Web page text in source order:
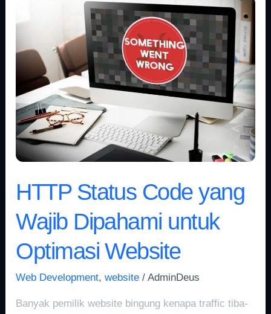
HTTP Status Code yang
Wajib Dipahami untuk
Optimasi Website
Web Development,website /AdminDeus
Banyak pemilik website bingung kenapa traffic tiba-
Status
yang
Wajib
Dipahami
untuk
Optimasi
Website